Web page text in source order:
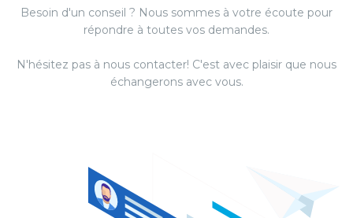
Besoin d'un conseil ? Nous sommes à votre écoute pour
répondre à toutes vos demandes.
N'hésitez pas à nous contacter! C'est avec plaisir que nous
échangerons avec vous.